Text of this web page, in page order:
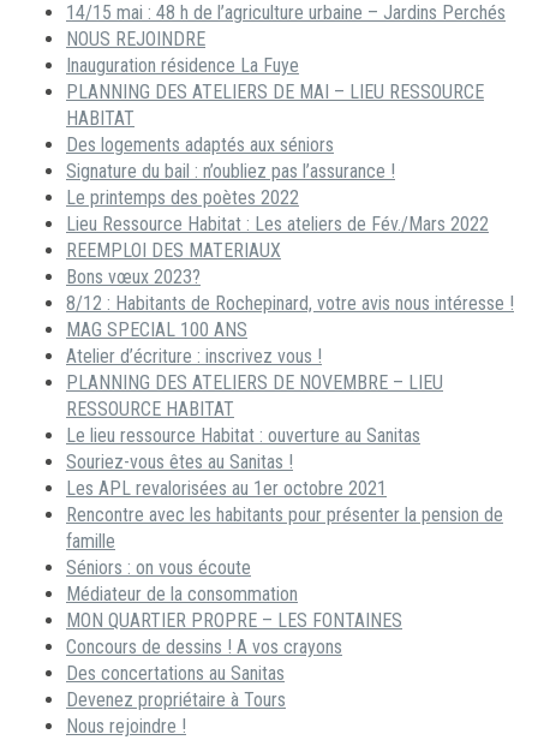
14/15 mai : 48 h de l’agriculture urbaine – Jardins Perchés
NOUS REJOINDRE
Inauguration résidence La Fuye
PLANNING DES ATELIERS DE MAI – LIEU RESSOURCE
HABITAT
Des logements adaptés aux séniors
Signature du bail : n’oubliez pas l’assurance !
Le printemps des poètes 2022
Lieu Ressource Habitat : Les ateliers de Fév./Mars 2022
REEMPLOI DES MATERIAUX
Bons vœux 2023?
8/12 : Habitants de Rochepinard, votre avis nous intéresse !
MAG SPECIAL 100 ANS
Atelier d’écriture : inscrivez vous !
PLANNING DES ATELIERS DE NOVEMBRE – LIEU
RESSOURCE HABITAT
Le lieu ressource Habitat : ouverture au Sanitas
Souriez-vous êtes au Sanitas !
Les APL revalorisées au 1er octobre 2021
Rencontre avec les habitants pour présenter la pension de
famille
Séniors : on vous écoute
Médiateur de la consommation
MON QUARTIER PROPRE – LES FONTAINES
Concours de dessins ! A vos crayons
Des concertations au Sanitas
Devenez propriétaire à Tours
Nous rejoindre !